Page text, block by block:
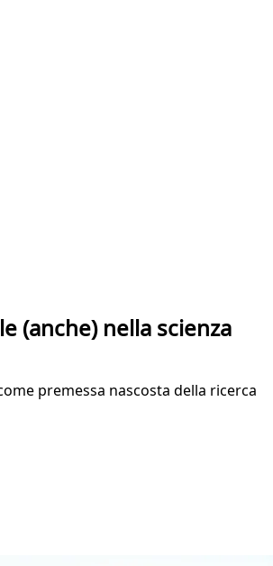
(anche) nella scienza
premessa nascosta della ricerca